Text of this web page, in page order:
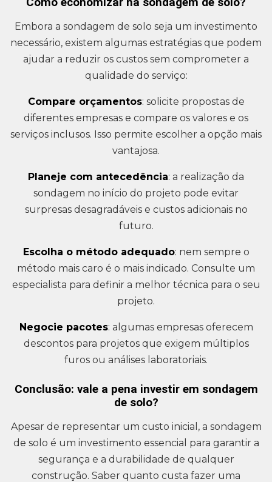
Embora a sondagem de solo seja um investimento
necessário, existem algumas estratégias que podem
ajudar a reduzir os custos sem comprometer a
qualidade do serviço:
Compare orçamentos: solicite propostas de
diferentes empresas e compare os valores e os
serviços inclusos. Isso permite escolher a opção mais
vantajosa.
Planeje com antecedência: a realização da
sondagem no início do projeto pode evitar
surpresas desagradáveis e custos adicionais no
futuro.
Escolha o método adequado: nem sempre o
método mais caro é o mais indicado. Consulte um
especialista para definir a melhor técnica para o seu
projeto.
Negocie pacotes: algumas empresas oferecem
descontos para projetos que exigem múltiplos
furos ou análises laboratoriais.
Conclusão: vale a pena investir em sondagem
de solo?
Apesar de representar um custo inicial, a sondagem
de solo é um investimento essencial para garantir a
segurança e a durabilidade de qualquer
construção. Saber quanto custa fazer uma